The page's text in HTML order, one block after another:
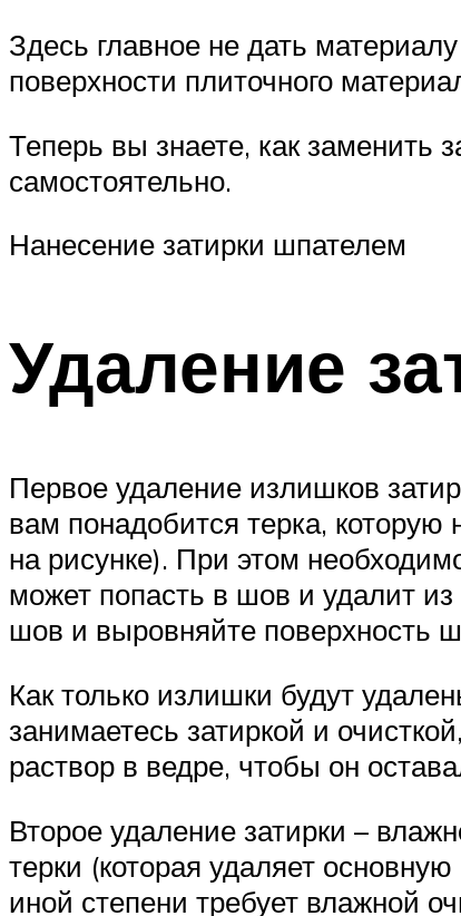
Здесь главное не дать
поверхности плиточного
Теперь вы знаете, как заменить
самостоятельно.
Нанесение затирки шпателем
Удаление
Первое удаление излишков
вам понадобится терка, которую
на рисунке). При этом
может попасть в шов и удалит из
шов и выровняйте поверхность
Как только излишки будут
занимаетесь затиркой и
раствор в ведре, чтобы он
Второе удаление затирки –
терки (которая удаляет
иной степени требует влажной